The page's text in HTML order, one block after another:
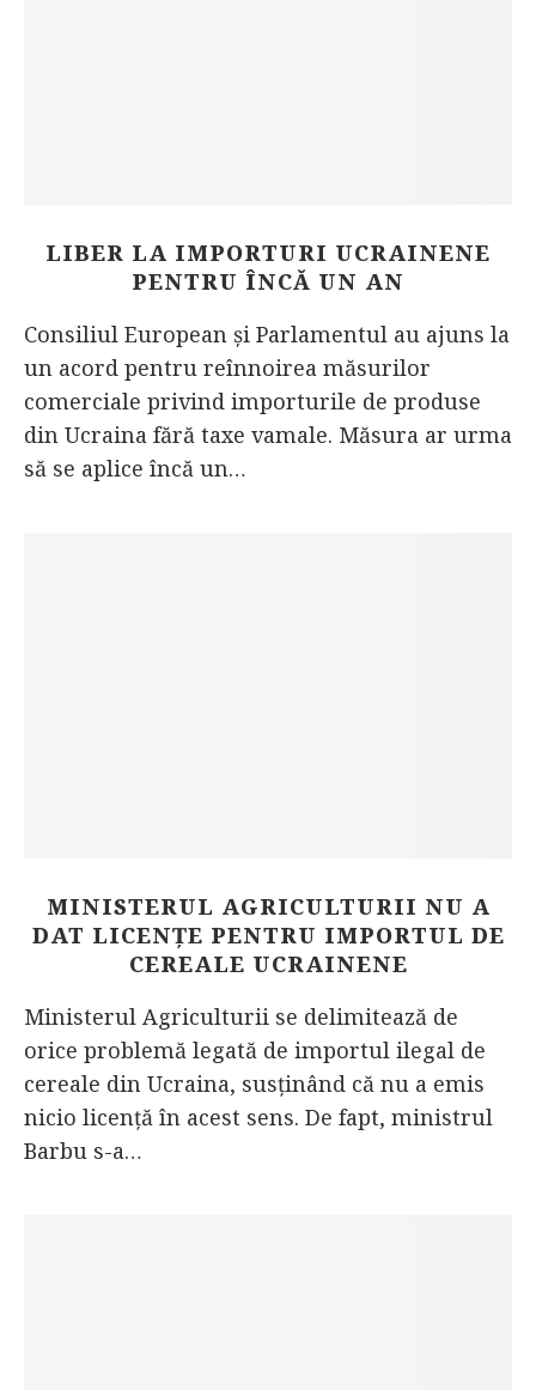
LIBER LA IMPORTURI UCRAINENE
PENTRU ÎNCĂ UN AN
Consiliul European și Parlamentul au ajuns la
un acord pentru reînnoirea măsurilor
comerciale privind importurile de produse
din Ucraina fără taxe vamale. Măsura ar urma
să se aplice încă un…
MINISTERUL AGRICULTURII NU A
DAT LICENȚE PENTRU IMPORTUL DE
CEREALE UCRAINENE
Ministerul Agriculturii se delimitează de
orice problemă legată de importul ilegal de
cereale din Ucraina, susținând că nu a emis
nicio licență în acest sens. De fapt, ministrul
Barbu s-a…